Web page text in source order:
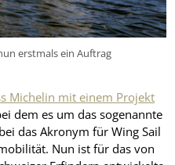
erstmals ein Auftrag
Michelin mit einem Projekt
dem es um das sogenannte
das Akronym für Wing Sail
Nun ist für das von